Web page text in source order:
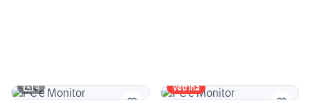
4 Vetrina